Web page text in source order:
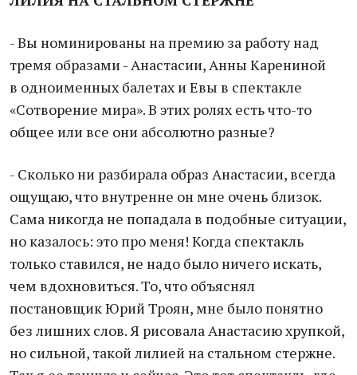
- Вы номинированы на премию за работу над
тремя образами - Анастасии, Анны Карениной
в одноименных балетах и Евы в спектакле
«Сотворение мира». В этих ролях есть что-то
общее или все они абсолютно разные?
- Сколько ни разбирала образ Анастасии, всегда
ощущаю, что внутренне он мне очень близок.
Сама никогда не попадала в подобные ситуации,
но казалось: это про меня! Когда спектакль
только ставился, не надо было ничего искать,
чем вдохновиться. То, что объяснял
постановщик Юрий Троян, мне было понятно
без лишних слов. Я рисовала Анастасию хрупкой,
но сильной, такой лилией на стальном стержне.